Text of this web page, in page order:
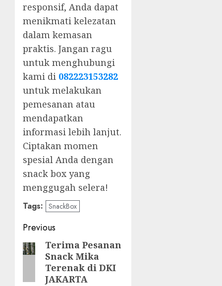
responsif, Anda dapat
menikmati kelezatan
dalam kemasan
praktis. Jangan ragu
untuk menghubungi
kami di 082223153282
untuk melakukan
pemesanan atau
mendapatkan
informasi lebih lanjut.
Ciptakan momen
spesial Anda dengan
snack box yang
menggugah selera!
Tags: SnackBox
Post
navigation
Previous
PreviousTerima Pesanan
Snack Mika
Terenak di DKI
JAKARTA